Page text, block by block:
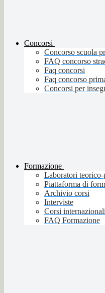
Concorsi
Concorso scuola
FAQ concorso
Faq concorsi
Faq concorso
Concorsi per
Formazione
Laboratori teorico-
Piattaforma di
Archivio corsi
Interviste
Corsi internazionali
FAQ Formazione